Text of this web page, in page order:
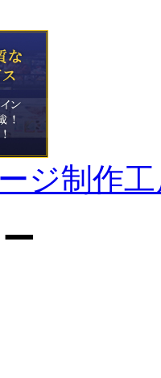
ジ制作